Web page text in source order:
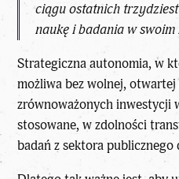
ciągu ostatnich
naukę i badania w
Strategiczna autonomia, w
możliwa bez wolnej,
zrównoważonych inwestycji
stosowane, w zdolności
badań z sektora